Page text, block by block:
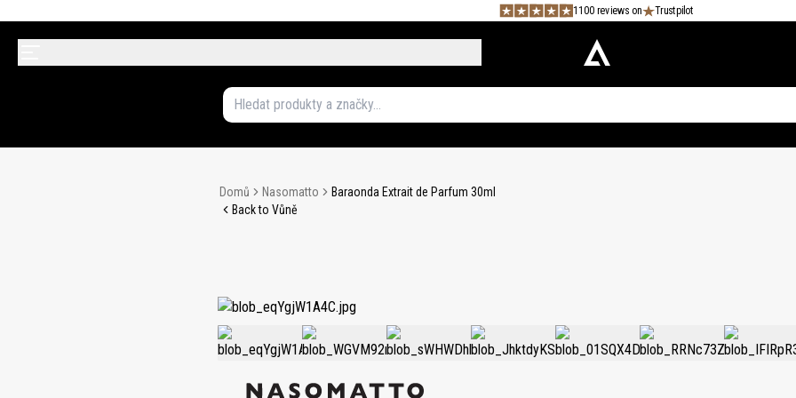
1100 reviews on Trustpilot
Domů Nasomatto
Baraonda Extrait de Parfum 30ml
Back to Vůně